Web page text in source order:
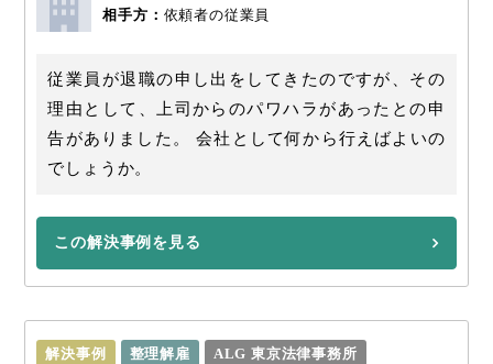
相手方： 依頼者の従業員
従業員が退職の申し出をしてきたのですが、その
理由として、上司からのパワハラがあったとの申
告がありました。 会社として何から行えばよいの
でしょうか。
この解決事例を見る
解決事例 整理解雇 ALG 東京法律事務所